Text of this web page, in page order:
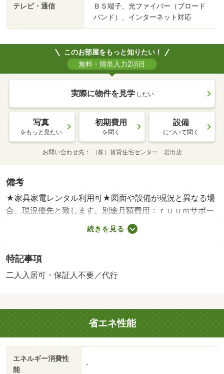
テレビ・通信
ＢＳ端子、光ファイバー（ブロード
バンド）、インターネット対応
このお部屋をもっと知りたい！
無料・簡単入力2項目
実際に物件を見学 したい
写真
をもっと見たい
初期費用
を聞く
設備
について聞く
お問い合わせ先 （株）賃貸住宅センター 岩出店
備考
★家具家電レンタル利用可★図面や設備が現況と異なる場
合、現況優先と致します。別途月額費用：ｒｕｕｍサポー
ト１，９８０円・賃貸保証等：加入要（保証委託料 契約
時：２．２万円又は２．５万円、月額：賃料総額の２．
あり３，３００円～・★敷金、礼金ゼロ円★ 個室の多い
３ＤＫタイプでご家族様におすすめ♪ エアコン１台完備で
☆・駐輪場：有・仲介手数料：１．１ヶ月/美装代 70000
続きを見る
特記事項
二人入居可・保証人不要／代行
省エネ性能
エネルギー消費性
能
-